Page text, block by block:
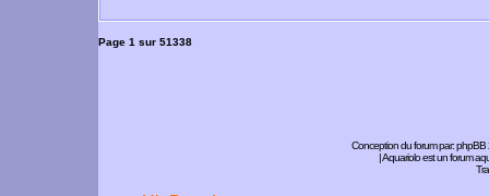
Page 1 sur 51338
Conception du forum par:phpBB
| Aquariolo est un forum